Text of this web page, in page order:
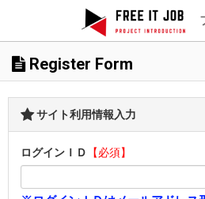
Register Form
サイト利用情報入力
ログインＩＤ 【必須】